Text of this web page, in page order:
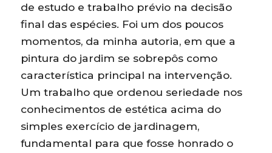
de estudo e trabalho prévio na decisão
final das espécies. Foi um dos poucos
momentos, da minha autoria, em que a
pintura do jardim se sobrepôs como
característica principal na intervenção.
Um trabalho que ordenou seriedade nos
conhecimentos de estética acima do
simples exercício de jardinagem,
fundamental para que fosse honrado o